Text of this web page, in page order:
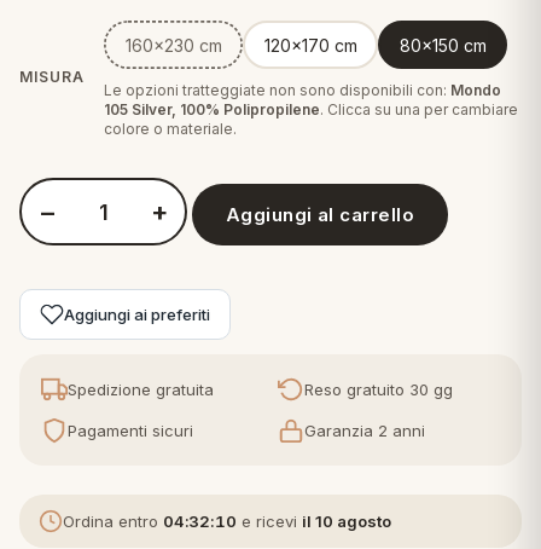
MISURA
160x230 cm 120x170 cm 80x150 cm
Le opzioni tratteggiate non sono disponibili con: Mondo
105 Silver, 100% Polipropilene. Clicca su una per cambiare
colore o materiale.
Quantità Lalee Tappeto o Passatoia arredo moderno salotto
− + Aggiungi al carrello
Aggiungi ai preferiti
Spedizione gratuita Reso gratuito 30 gg
Pagamenti sicuri Garanzia 2 anni
Ordina entro 04:32:09 e ricevi il 10 agosto